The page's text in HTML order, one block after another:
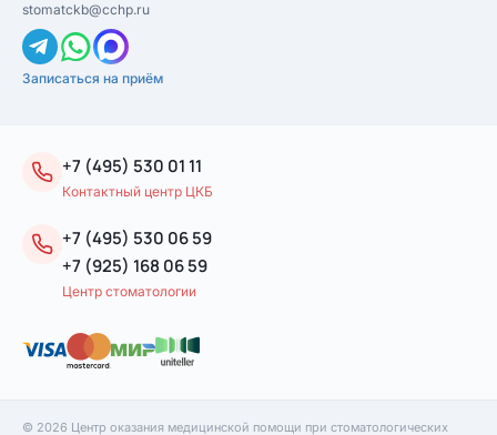
stomatckb@cchp.ru
Записаться на приём
+7 (495) 530 01 11
Контактный центр ЦКБ
+7 (495) 530 06 59
+7 (925) 168 06 59
Центр стоматологии
© 2026 Центр оказания медицинской помощи при стоматологических